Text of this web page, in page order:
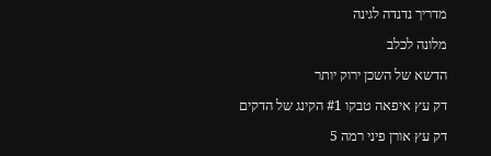
מדריך נדנדה לגינה
מלונה לכלב
הדשא של השכן ירוק יותר
דק עץ איפאה טבקו #1 הקינג של הדקים
דק עץ אורן פיני רמה 5